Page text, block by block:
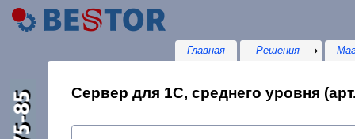
Главная Решения
Сервер для 1С, среднего уровня